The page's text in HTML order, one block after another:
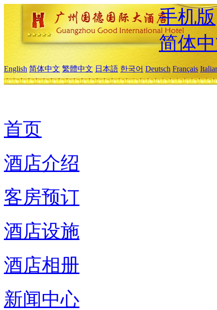
手机版
简体
English 简体中文 繁體中文 日本語 한국어 Deutsch Français
首页
酒店介绍
客房预订
酒店设施
酒店相册
新闻中心